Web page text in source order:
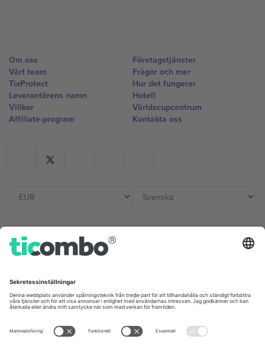
Om oss
Vårt team
TixProtect
Leverantörens namn
Villkor
Affiliate-program
Företagstjänster
Frågor och mer
Hur det fungerar
Hotell
Världscupcentrum
Kontakta oss
Kontor och support
Unter den Linden 24, 10117
Berlin, Germany
London, EC1V 1AW, United
Kingdom
United States
Switzerland